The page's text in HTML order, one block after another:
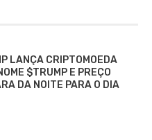
LANÇA CRIPTOMOEDA
$TRUMP E PREÇO
DA NOITE PARA O DIA